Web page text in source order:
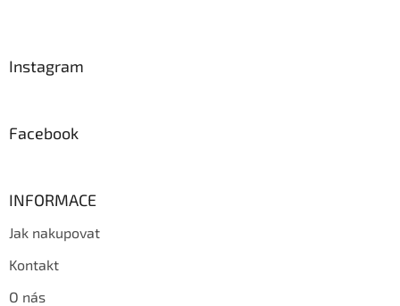
Instagram
Facebook
INFORMACE
Jak nakupovat
Kontakt
O nás